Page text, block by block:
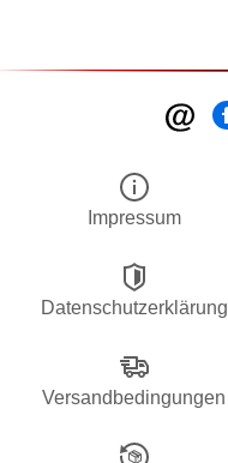
Impressum
Datenschutzerklärung
Versandbedingungen